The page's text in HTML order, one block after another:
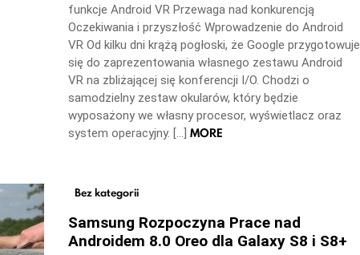
funkcje Android VR Przewaga nad konkurencją
Oczekiwania i przyszłość Wprowadzenie do Android
VR Od kilku dni krążą pogłoski, że Google przygotowuje
się do zaprezentowania własnego zestawu Android
VR na zbliżającej się konferencji I/O. Chodzi o
samodzielny zestaw okularów, który będzie
wyposażony we własny procesor, wyświetlacz oraz
system operacyjny. […] MORE
Bez kategorii
Samsung Rozpoczyna Prace nad
Androidem 8.0 Oreo dla Galaxy S8 i S8+